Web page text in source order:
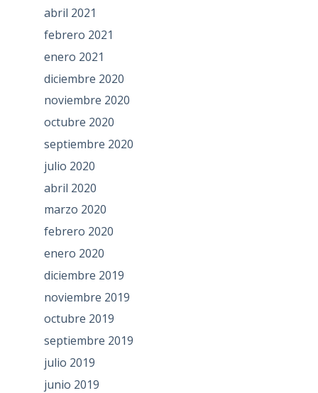
abril 2021
febrero 2021
enero 2021
diciembre 2020
noviembre 2020
octubre 2020
septiembre 2020
julio 2020
abril 2020
marzo 2020
febrero 2020
enero 2020
diciembre 2019
noviembre 2019
octubre 2019
septiembre 2019
julio 2019
junio 2019